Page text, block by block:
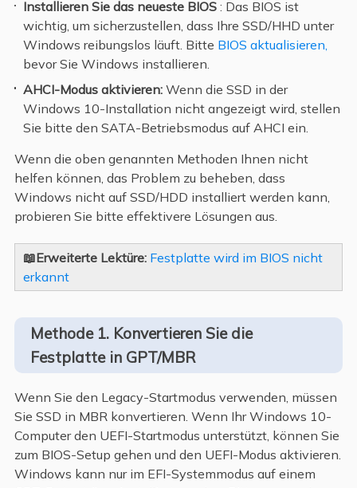
Installieren Sie das neueste BIOS : Das BIOS ist
wichtig, um sicherzustellen, dass Ihre SSD/HHD unter
Windows reibungslos läuft. Bitte BIOS aktualisieren,
bevor Sie Windows installieren.
AHCI-Modus aktivieren: Wenn die SSD in der
Windows 10-Installation nicht angezeigt wird, stellen
Sie bitte den SATA-Betriebsmodus auf AHCI ein.
Wenn die oben genannten Methoden Ihnen nicht
helfen können, das Problem zu beheben, dass
Windows nicht auf SSD/HDD installiert werden kann,
probieren Sie bitte effektivere Lösungen aus.
📖Erweiterte Lektüre: Festplatte wird im BIOS nicht
erkannt
Methode 1. Konvertieren Sie die
Festplatte in GPT/MBR
Wenn Sie den Legacy-Startmodus verwenden, müssen
Sie SSD in MBR konvertieren. Wenn Ihr Windows 10-
Computer den UEFI-Startmodus unterstützt, können Sie
zum BIOS-Setup gehen und den UEFI-Modus aktivieren.
Windows kann nur im EFI-Systemmodus auf einem